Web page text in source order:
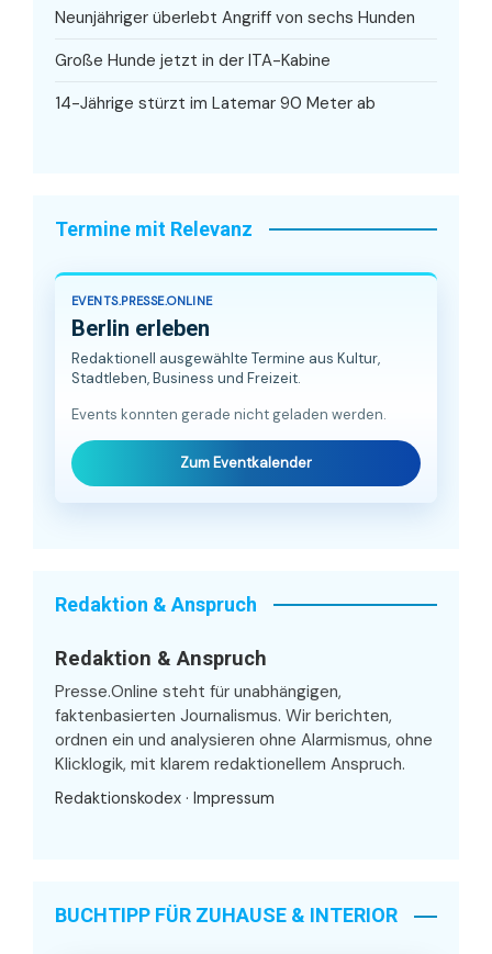
Neunjähriger überlebt Angriff von sechs Hunden
Große Hunde jetzt in der ITA-Kabine
14-Jährige stürzt im Latemar 90 Meter ab
Termine mit Relevanz
EVENTS.PRESSE.ONLINE
Berlin erleben
Redaktionell ausgewählte Termine aus Kultur,
Stadtleben, Business und Freizeit.
Events konnten gerade nicht geladen werden.
Zum Eventkalender
Redaktion & Anspruch
Redaktion & Anspruch
Presse.Online steht für unabhängigen,
faktenbasierten Journalismus. Wir berichten,
ordnen ein und analysieren ohne Alarmismus, ohne
Klicklogik, mit klarem redaktionellem Anspruch.
Redaktionskodex · Impressum
BUCHTIPP FÜR ZUHAUSE & INTERIOR